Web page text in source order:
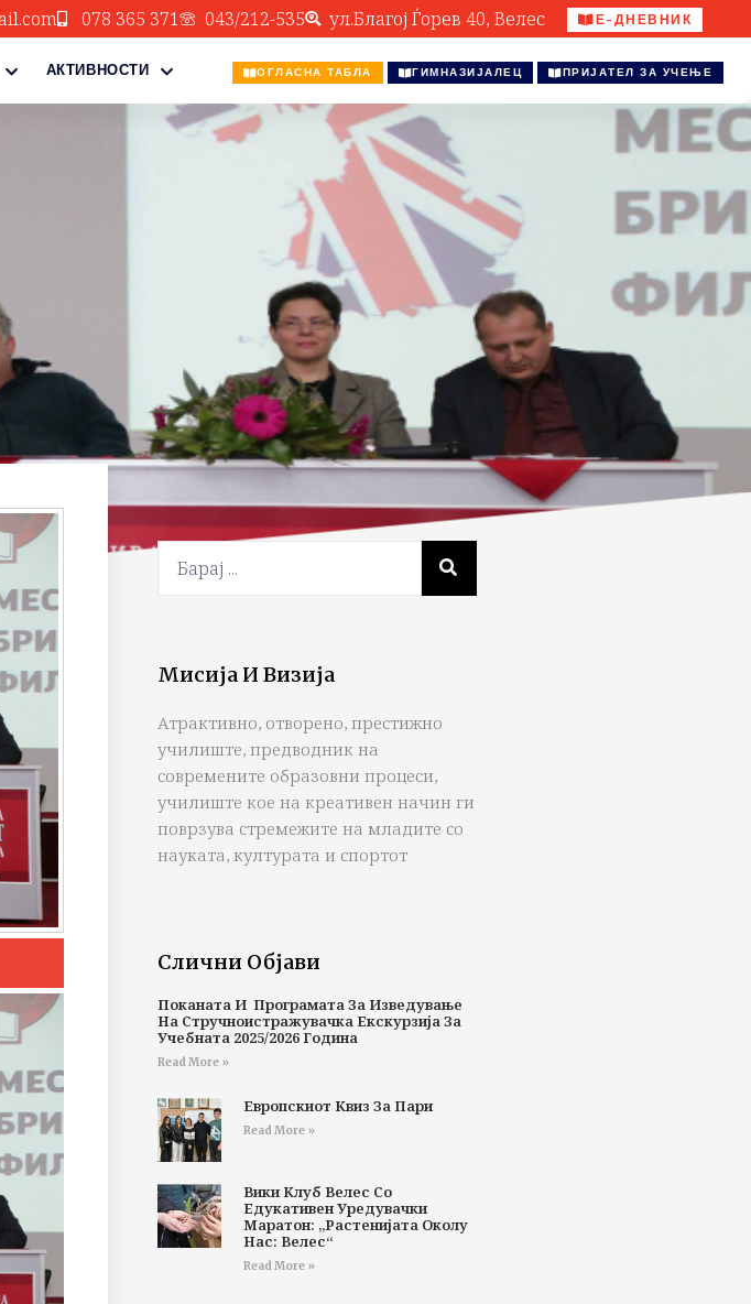
078 365 371 043/212-535 ул.Благој Ѓорев 40, Велес Е-ДНЕВНИК
АКТИВНОСТИ ОГЛАСНА ТАБЛА ГИМНАЗИЈАЛЕЦ ПРИЈАТЕЛ ЗА УЧЕЊЕ
Мисија И Визија
Атрактивно, отворено, престижно
училиште, предводник на
современите образовни процеси,
училиште кое на креативен начин ги
поврзува стремежите на младите со
науката, културата и спортот
Слични Објави
Поканата И Програмата За Изведување
На Стручноистражувачка Екскурзија За
Учебната 2025/2026 Година
Read More »
Европскиот Квиз За Пари
Read More »
Вики Клуб Велес Со
Едукативен Уредувачки
Маратон: „Растенијата Околу
Нас: Велес“
Read More »